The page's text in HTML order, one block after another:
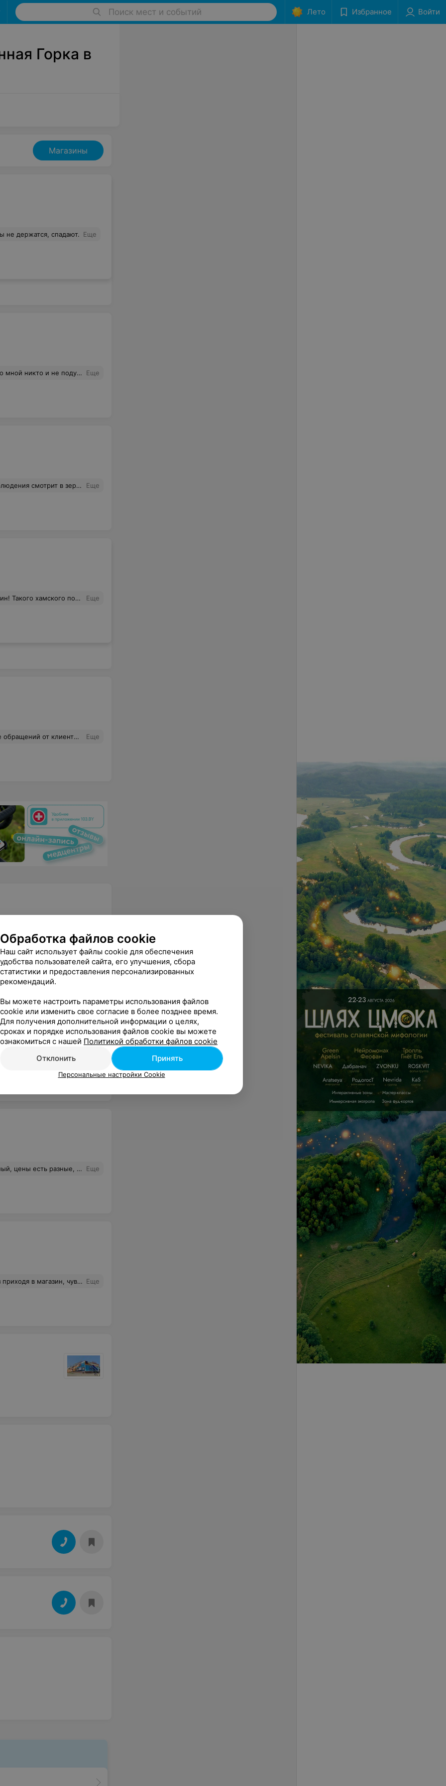
Поиск мест и событий Лето Избранное Войти
Горка в
Магазины
не держатся, спадают. Еще
что-либо купить отпадает. Больше ни ногой в этот магазин. Зашла в соседний магазин белья и купила всё там! Еще
вы хотите от воровства избавиться?? Позор!!! Больше к вам ни ногой!! Еще
вообще! Попросила книгу отзывов и предложений, на что мне был ответ, её нет она на офисе проверке! Попрошу вас взять в оборот этого консультанта! Я постоянный покупатель 8 лет, и с таким впервые столкнулась! Еще
одного официального ответа от компании. Интересный подход к обслуживанию клиентов - игнорирование. Куда писать, звонить, чтобы получить ответ? Может компания все-таки проснётся от новогодней спячки и соизволит дать ответ, а в ожидаемом варианте - пролит действие сертификатов. Еще
с хорошим настроением и конечно с покупками, обязательно буду приходить снова и снова!!!! Еще
только тех, кто им понравился.
в целом очень крутой магазин. Вы двигаетесь в правильном направлении. Молодцы! Еще
всегда помогают подобрать именно то, что ты ищешь. Еще
Обработка файлов cookie
Наш сайт использует файлы cookie для обеспечения
удобства пользователей сайта, его улучшения, сбора
статистики и предоставления персонализированных
рекомендаций.
Вы можете настроить параметры использования файлов
cookie или изменить свое согласие в более позднее время.
Для получения дополнительной информации о целях,
сроках и порядке использования файлов cookie вы можете
ознакомиться с нашей Политикой обработки файлов cookie
Отклонить
Принять
Персональные настройки Cookie